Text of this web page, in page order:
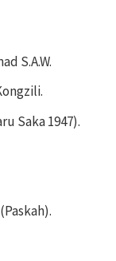
S.A.W.
Saka 1947).